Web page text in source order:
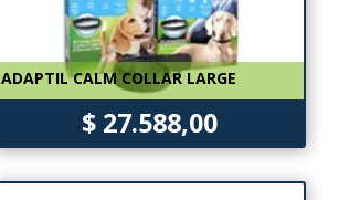
ADAPTIL CALM COLLAR LARGE
$ 27.588,00